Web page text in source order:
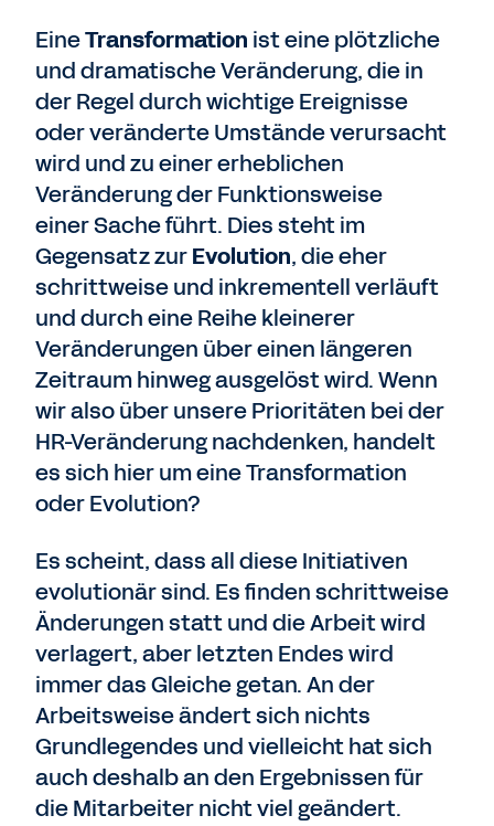
EineTransformation ist eine plötzliche
und dramatische Veränderung, die in
der Regel durch wichtige Ereignisse
oder veränderte Umstände verursacht
wird und zu einer erheblichen
Veränderung der Funktionsweise
einer Sache führt. Dies steht im
Gegensatz zurEvolution, die eher
schrittweise und inkrementell verläuft
und durch eine Reihe kleinerer
Veränderungen über einen längeren
Zeitraum hinweg ausgelöst wird. Wenn
wir also über unsere Prioritäten bei der
HR-Veränderung nachdenken, handelt
es sich hier um eine Transformation
oder Evolution?
Es scheint, dass all diese Initiativen
evolutionär sind. Es finden schrittweise
Änderungen statt und die Arbeit wird
verlagert, aber letzten Endes wird
immer das Gleiche getan. An der
Arbeitsweise ändert sich nichts
Grundlegendes und vielleicht hat sich
auch deshalb an den Ergebnissen für
die Mitarbeiter nicht viel geändert.